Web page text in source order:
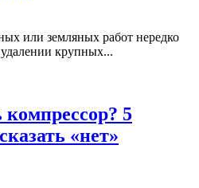
или земляных работ нередко
крупных...
компрессор? 5
«нет»